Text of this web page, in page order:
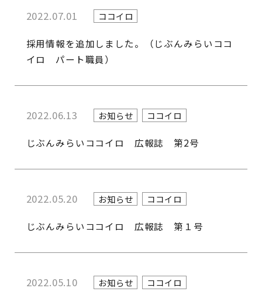
2022.07.01 ココイロ
採用情報を追加しました。（じぶんみらいココ
イロ パート職員）
2022.06.13 お知らせ ココイロ
じぶんみらいココイロ 広報誌 第2号
2022.05.20 お知らせ ココイロ
じぶんみらいココイロ 広報誌 第１号
2022.05.10 お知らせ ココイロ